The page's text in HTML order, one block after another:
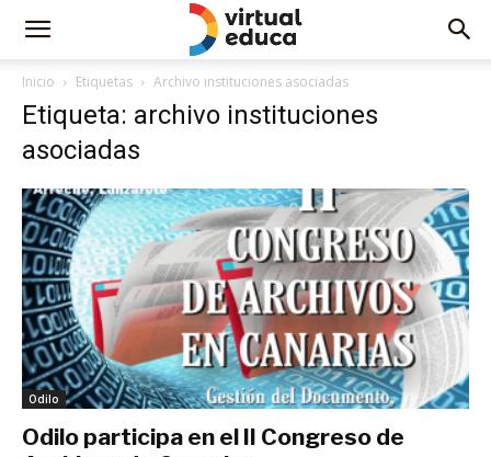
Inicio Etiquetas Archivo instituciones asociadas
Etiqueta: archivo instituciones
asociadas
Odilo
Odilo participa en el II Congreso de